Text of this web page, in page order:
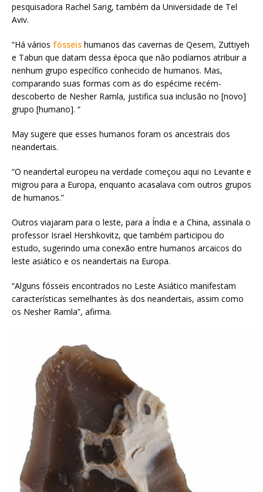
pesquisadora Rachel Sarig, também da Universidade de Tel
Aviv.
“Há vários fósseis humanos das cavernas de Qesem, Zuttiyeh
e Tabun que datam dessa época que não podíamos atribuir a
nenhum grupo específico conhecido de humanos. Mas,
comparando suas formas com as do espécime recém-
descoberto de Nesher Ramla, justifica sua inclusão no [novo]
grupo [humano]. “
May sugere que esses humanos foram os ancestrais dos
neandertais.
“O neandertal europeu na verdade começou aqui no Levante e
migrou para a Europa, enquanto acasalava com outros grupos
de humanos.”
Outros viajaram para o leste, para a Índia e a China, assinala o
professor Israel Hershkovitz, que também participou do
estudo, sugerindo uma conexão entre humanos arcaicos do
leste asiático e os neandertais na Europa.
“Alguns fósseis encontrados no Leste Asiático manifestam
características semelhantes às dos neandertais, assim como
os Nesher Ramla”, afirma.